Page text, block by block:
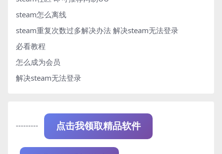
steam怎么离线
steam重复次数过多解决办法 解决steam无法登录
必看教程
怎么成为会员
解决steam无法登录
--------- 点击我领取精品软件